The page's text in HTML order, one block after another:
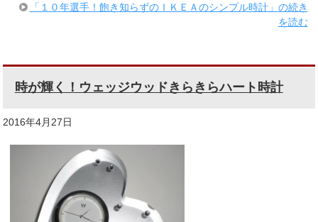
「１０年選手！飽き知らずのＩＫＥＡのシンプル時計」の続き
を読む
時が輝く！ウェッジウッドきらきらハート時計
2016年4月27日